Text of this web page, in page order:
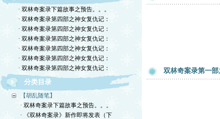
· 双林奇案录下篇故事之预告。。。
· 双林奇案录第四部之神女复仇记：
· 双林奇案录第四部之神女复仇记：
· 双林奇案录第四部之神女复仇记：
· 双林奇案录第四部之神女复仇记：
· 双林奇案录第四部之神女复仇记：
· 双林奇案录第四部之神女复仇记：
分类目录
【胡乱随笔】
· 双林奇案录下篇故事之预告。。。
· 《双林奇案录》新作即将发表（下
双林奇案录第一